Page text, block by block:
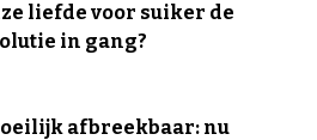
liefde voor suiker de
in gang?
afbreekbaar: nu